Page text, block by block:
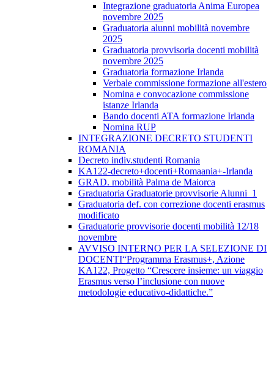
Integrazione graduatoria Anima Europea
novembre 2025
Graduatoria alunni mobilità novembre
2025
Graduatoria provvisoria docenti mobilità
novembre 2025
Graduatoria formazione Irlanda
Verbale commissione formazione all'estero
Nomina e convocazione commissione
istanze Irlanda
Bando docenti ATA formazione Irlanda
Nomina RUP
INTEGRAZIONE DECRETO STUDENTI
ROMANIA
Decreto indiv.studenti Romania
KA122-decreto+docenti+Romaania+-Irlanda
GRAD. mobilità Palma de Maiorca
Graduatoria Graduatorie provvisorie Alunni_1
Graduatoria def. con correzione docenti erasmus
modificato
Graduatorie provvisorie docenti mobilità 12/18
novembre
AVVISO INTERNO PER LA SELEZIONE DI
DOCENTI“Programma Erasmus+, Azione
KA122, Progetto “Crescere insieme: un viaggio
Erasmus verso l’inclusione con nuove
metodologie educativo-didattiche.”